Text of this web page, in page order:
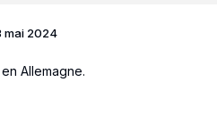
mai 2024
Allemagne.